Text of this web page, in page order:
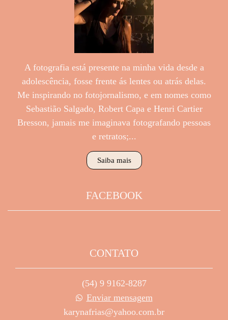
A fotografia está presente na minha vida desde a
adolescência, fosse frente ás lentes ou atrás delas.
Me inspirando no fotojornalismo, e em nomes como
Sebastião Salgado, Robert Capa e Henri Cartier
Bresson, jamais me imaginava fotografando pessoas
e retratos;...
Saiba mais
FACEBOOK
CONTATO
(54) 9 9162-8287
Enviar mensagem
karynafrias@yahoo.com.br